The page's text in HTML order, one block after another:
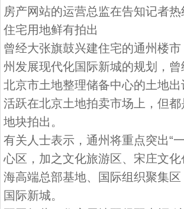
房产网站的运营总监在告知记者
住宅用地鲜有拍出
曾经大张旗鼓兴建住宅的通州楼
州发展现代化国际新城的规划，
北京市土地整理储备中心的土地
活跃在北京土地拍卖市场上，但
地块拍出。
有关人士表示，通州将重点突出“
心区，加之文化旅游区、宋庄文
海高端总部基地、国际组织聚集
国际新城。